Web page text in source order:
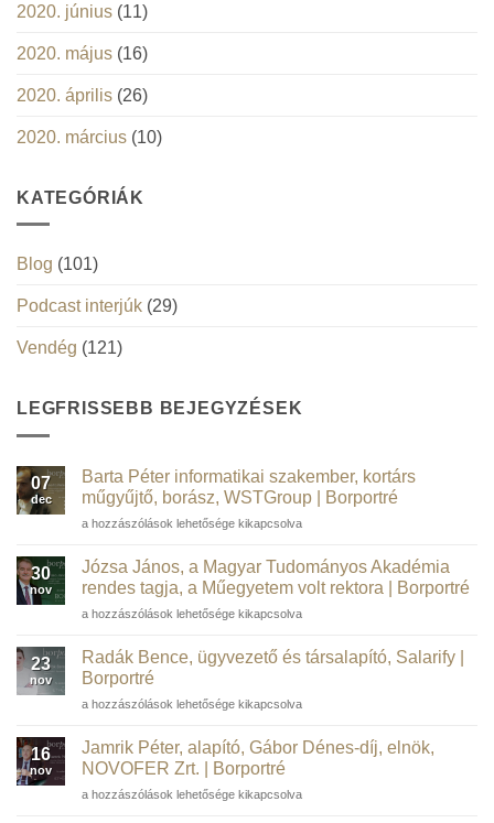
2020. június (11)
2020. május (16)
2020. április (26)
2020. március (10)
KATEGÓRIÁK
Blog (101)
Podcast interjúk (29)
Vendég (121)
LEGFRISSEBB BEJEGYZÉSEK
07
dec
Barta Péter informatikai szakember, kortárs
műgyűjtő, borász, WSTGroup | Borportré
Barta
informatikai
szakember,
kortárs
műgyűjtő,
WSTGroup |
Borportré
bejegyzéshez
a hozzászólások lehetősége kikapcsolva
30
nov
Józsa János, a Magyar Tudományos Akadémia
rendes tagja, a Műegyetem volt rektora | Borportré
Józsa
a
Magyar
Tudományos
Akadémia
tagja,
a
volt
a hozzászólások lehetősége kikapcsolva
23
nov
Radák Bence, ügyvezető és társalapító, Salarify |
Borportré
Radák
ügyvezető
és
társalapító,
Salarify
a hozzászólások lehetősége kikapcsolva
16
nov
Jamrik Péter, alapító, Gábor Dénes-díj, elnök,
NOVOFER Zrt. | Borportré
Jamrik
a hozzászólások lehetősége kikapcsolva